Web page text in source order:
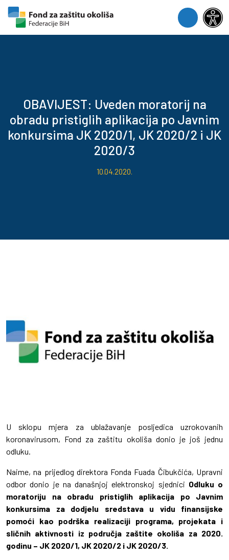
Skip to content
Skip to footer
Menu
OBAVIJEST: Uveden moratorij na
obradu pristiglih aplikacija po Javnim
konkursima JK 2020/1, JK 2020/2 i JK
2020/3
10.04.2020.
U sklopu mjera za ublažavanje posljedica uzrokovanih
koronavirusom, Fond za zaštitu okoliša donio je još jednu
odluku.
Naime, na prijedlog direktora Fonda Fuada Čibukčića, Upravni
odbor donio je na današnjoj elektronskoj sjednici Odluku o
moratoriju na obradu pristiglih aplikacija po Javnim
konkursima za dodjelu sredstava u vidu finansijske
pomoći kao podrška realizaciji programa, projekata i
sličnih aktivnosti iz područja zaštite okoliša za 2020.
godinu – JK 2020/1, JK 2020/2 i JK 2020/3.